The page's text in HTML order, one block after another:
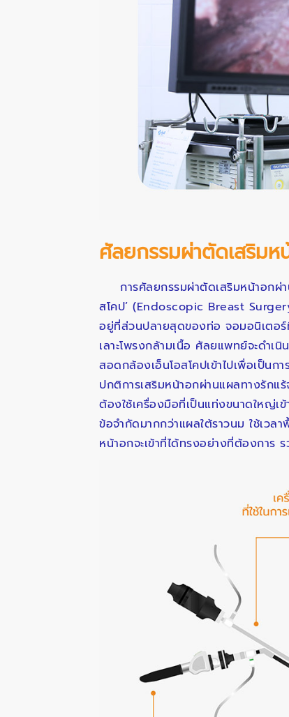
ศัลยกรรมผ่าตัดเสริม
การศัลยกรรมผ่าตัดเสริมหน้าอกผ่
สโคป’ (Endoscopic Breast
อยู่ที่ส่วนปลายสุดของท่อ จอมอนิเตอร์
เลาะโพรงกล้ามเนื้อ ศัลยแพทย์จะดำ
สอดกล้องเอ็นโอสโคปเข้าไปเพื่อเป็น
ปกติการเสริมหน้าอกผ่านแผลทางรักแ
ต้องใช้เครื่องมือที่เป็นแท่งขนาดใหญ่เ
ข้อจำกัดมากกว่าแผลใต้ราวนม ใช้เวล
หน้าอกจะเข้าที่ได้ทรงอย่างที่ต้องการ